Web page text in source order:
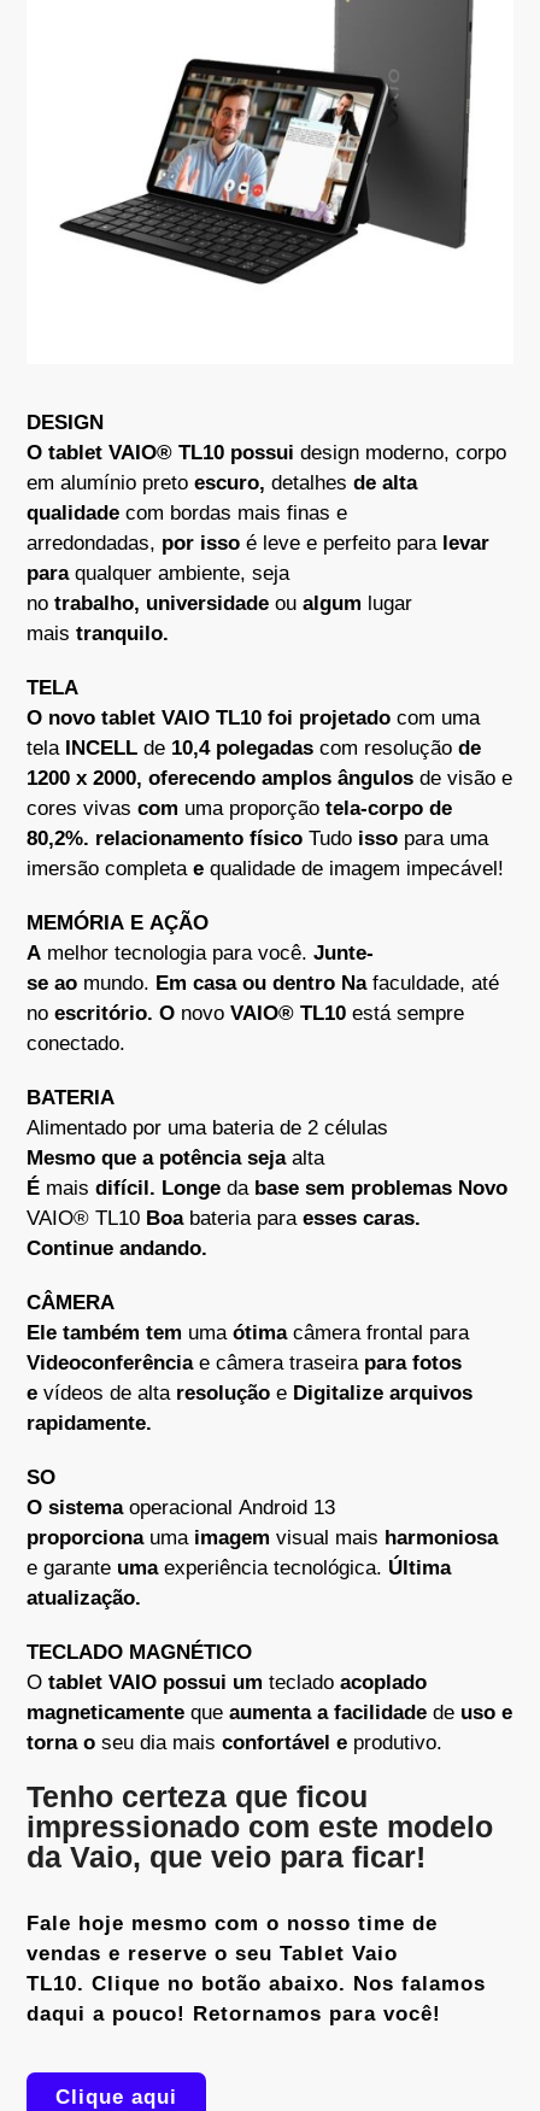
DESIGN
O tablet VAIO® TL10 possui design moderno, corpo
em alumínio preto escuro, detalhes de alta
qualidade com bordas mais finas e
arredondadas, por isso é leve e perfeito para levar
paraqualquer ambiente, seja
no trabalho, universidade ou algum lugar
mais tranquilo.
TELA
O novo tablet VAIO TL10 foi projetado com uma
tela INCELL de 10,4 polegadas com resolução de
1200 x 2000, oferecendo amplos ângulos de visão e
cores vivas com uma proporção tela-corpo de
80,2%. relacionamento físico Tudo isso para uma
imersão completa e qualidade de imagem impecável!
MEMÓRIA E AÇÃO
A melhor tecnologia para você. Junte-
se ao mundo. Em casa ou dentro Nafaculdade, até
no escritório. O novo VAIO® TL10 está sempre
conectado.
BATERIA
Mesmo que a potência seja
alta
É mais difícil. Longe da base sem problemas Novo
VAIO® TL10 Boabateria para esses caras.
Continue andando.
CÂMERA
Ele também tem uma ótima
câmera frontal para
Videoconferênciae câmera traseira para fotos
e vídeos de alta resolução e Digitalize arquivos
rapidamente.
SO
O sistema
proporcionauma imagem visual mais harmoniosa
e garante umaexperiência tecnológica. Última
atualização.
TECLADO MAGNÉTICO
O tablet VAIO possui um teclado acoplado
magneticamente que aumenta a facilidade de uso e
torna o seu dia mais confortável e produtivo.
Tenho certeza que ficou
impressionado com este modelo
da Vaio, que veio para ficar!
Fale hoje mesmo com o nosso time de
vendas e reserve o seu Tablet Vaio
TL10. Clique no botão abaixo. Nos falamos
daqui a pouco! Retornamos para você!
Clique aqui